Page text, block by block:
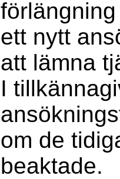
ett nytt
att lämna
I
om de
beaktade.